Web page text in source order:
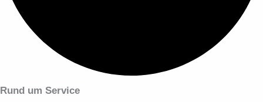
Rund um Service